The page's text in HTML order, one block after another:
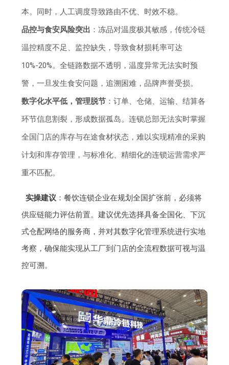
本。同时，人工调度导致路由不优、时效不稳。
品控与食安风险突出 ：冻品对温度极其敏感，传统冷链
温控精度不足、监控缺失，导致食材损耗率可达
10%-20%。全链路数据不透明，温度异常无法实时预
警，一旦发生食安问题，追溯困难，品牌声誉受损。
数字化水平低，管理脱节 ：订单、仓储、运输、结算各
环节信息割裂，形成数据孤岛。连锁总部无法实时掌握
全国门店的库存与在途食材状态，难以实现精准的采购
计划和库存管理，与标准化、精细化的连锁运营需求严
重不匹配。
实操建议 ：餐饮连锁企业在规划全国扩张前，必须将
供应链能力评估前置。建议优先选择具备全国化、下沉
式仓配网络的服务商，并对其数字化管理系统进行实地
考察，确保能实现从工厂到门店的全流程数据可视与温
控可溯。